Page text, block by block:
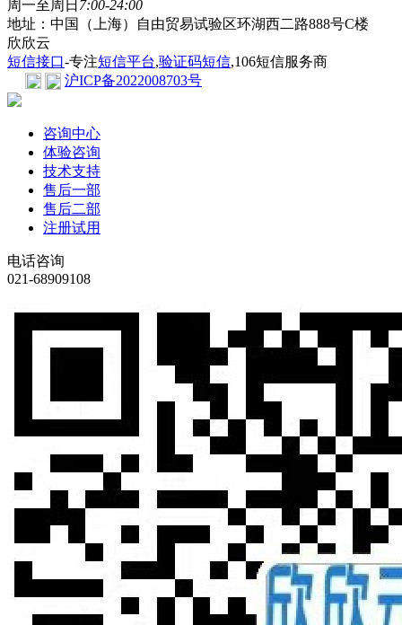
周一至周日 7:00-24:00
地址：中国（上海）自由贸易试验区环湖西二路888号C楼
欣欣云
短信接口-专注短信平台,验证码短信,106短信服务商
沪ICP备2022008703号
咨询中心
体验咨询
技术支持
售后一部
售后二部
注册试用
电话咨询
021-68909108